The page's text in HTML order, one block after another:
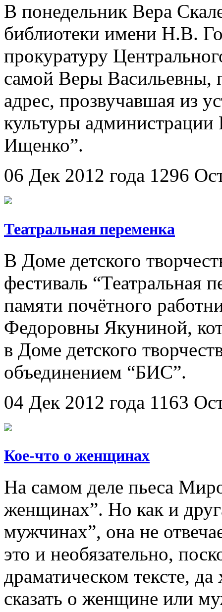
В понедельник Вера
библиотеки имени Н.В.
прокуратуру
самой Веры Васильевны,
адрес, прозвучавшая из
культуры администрации
Ищенко”.
06 Дек 2012 года 1296
Театральная переменка
В Доме детского
фестиваль “Театральная
памяти почётного
Федоровны Якуниной,
в Доме детского
объединением “БИС”.
04 Дек 2012 года 1163
Кое-что о женщинах
На самом деле пьеса
женщинах”. Но как и
мужчинах”, она не
это и необязательно,
драматическом тексте,
сказать о женщине или